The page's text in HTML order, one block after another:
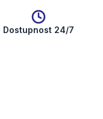
Dostupnost 24/7